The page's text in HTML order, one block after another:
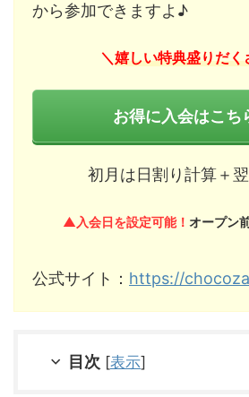
から参加できますよ♪
＼嬉しい特典盛りだ
お得に入会はこち
初月は日割り計算＋
▲入会日を設定可能！ オープン
公式サイト： https://
目次 [表示]